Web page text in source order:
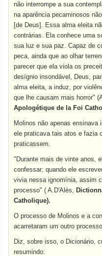
não interrompe a sua
na aparência pecaminosos
[de Deus]. Essa alma eleita
contrárias. Ela conhece uma
sua luz e sua paz. Capaz de
peca, ainda que ao olhar
parecer que ela viola os
desígnio insondável, Deus,
alma eleita, a induz, por
que lhe causam mais horror"
Apologétique de la Foi
Molinos não apenas
ele praticava tais atos e fazia
praticassem.
"Durante mais de vinte anos,
confessar; quando ele
vivia nessa ignomínia, assim
processo" ( A.D'Alès,
Catholique).
O processo de Molinos e a
acarretaram um outro
Diz, sobre isso, o Dicionário,
resumindo: